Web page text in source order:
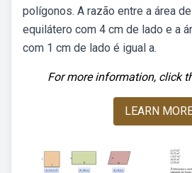
polígonos. A razão entre a área
equilátero com 4 cm de lado e a
com 1 cm de lado é igual a.
For more information, click
LEARN